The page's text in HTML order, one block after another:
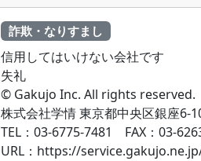
詐欺・なりすまし
信用してはいけない会社です
失礼
© Gakujo Inc. All rights reserved.
株式会社学情 東京都中央区銀座6-
TEL：03-6775-7481 FAX：03-
URL：https://